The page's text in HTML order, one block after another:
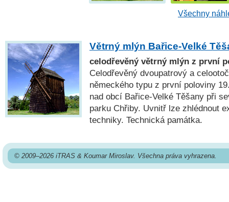
Všechny
Větrný mlýn Bařice-Velké
celodřevěný větrný mlýn z první
Celodřevěný dvoupatrový a
německého typu z první poloviny
nad obcí Bařice-Velké Těšany při
parku Chřiby. Uvnitř lze zhlédnout
techniky. Technická památka.
© 2009–2026 iTRAS & Koumar Miroslav. Všechna práva vyhrazena.